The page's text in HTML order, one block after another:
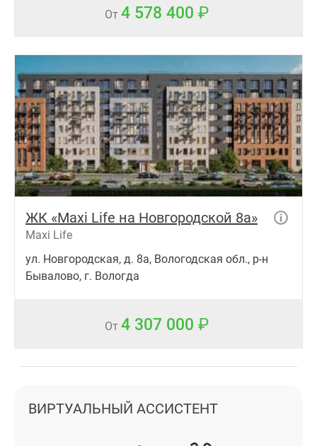
От 4 578 400
ЖК «Maxi Life на Новгородской 8а»
Maxi Life
ул. Новгородская, д. 8а, Вологодская обл., р-н
Бывалово, г. Вологда
От 4 307 000
ВИРТУАЛЬНЫЙ АССИСТЕНТ